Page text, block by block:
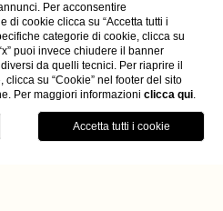
Per acconsentire
di cookie clicca su “Accetta tutti i
categorie di cookie, clicca su
puoi invece chiudere il banner
da quelli tecnici. Per riaprire il
su “Cookie” nel footer del sito
Per maggiori informazioni clicca qui.